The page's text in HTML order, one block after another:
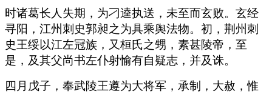
时诸葛长人失期，为刁逵执送，未至而玄败。玄经
寻阳，江州刺史郭昶之为具乘舆法物。初，荆州刺
史王绥以江左冠族，又桓氏之甥，素甚陵帝，至
是，及其父尚书左仆射愉有自疑志，并及诛。
四月戊子，奉武陵王遵为大将军，承制，大赦，惟